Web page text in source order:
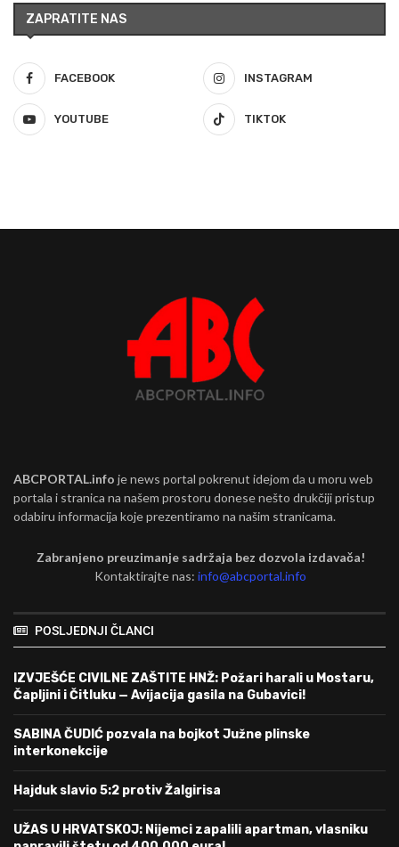
ZAPRATITE NAS
FACEBOOK INSTAGRAM
YOUTUBE TIKTOK
ABCPORTAL.info je news portal pokrenut idejom da u moru web
portala i stranica na našem prostoru donese nešto drukčiji pristup
odabiru informacija koje prezentiramo na našim stranicama.
Zabranjeno preuzimanje sadržaja bez dozvola izdavača!
Kontaktirajte nas:info@abcportal.info
POSLJEDNJI ČLANCI
IZVJEŠĆE CIVILNE ZAŠTITE HNŽ: Požari harali u Mostaru,
Čapljini i Čitluku — Avijacija gasila na Gubavici!
SABINA ČUDIĆ pozvala na bojkot Južne plinske
interkonekcije
Hajduk slavio 5:2 protiv Žalgirisa
UŽAS U HRVATSKOJ: Nijemci zapalili apartman, vlasniku